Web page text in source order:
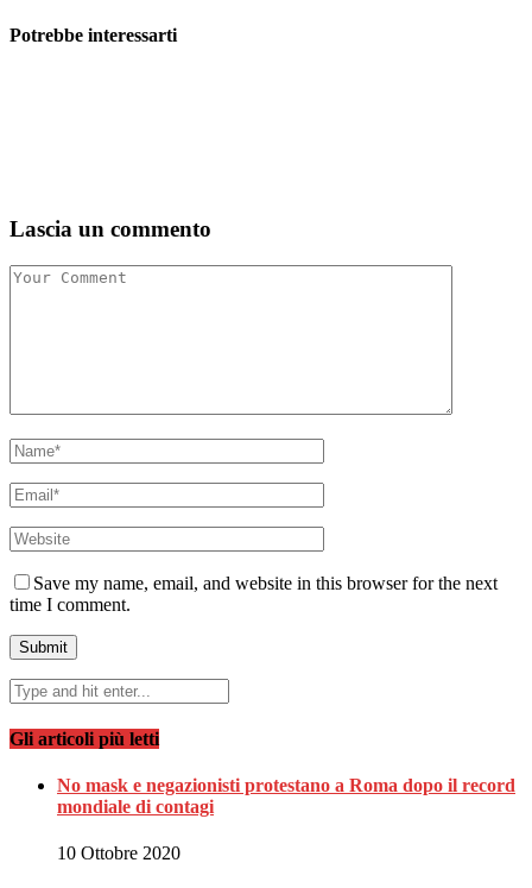
Potrebbe interessarti
Lascia un commento
Save my name, email, and website in this browser for the next
time I comment.
Gli articoli più letti
No mask e negazionisti protestano a Roma dopo il record
mondiale di contagi
10 Ottobre 2020